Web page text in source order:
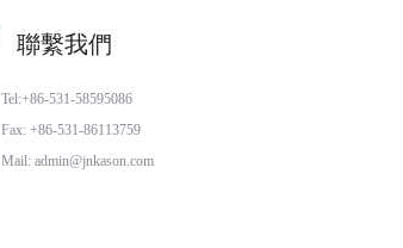
聯繫我們
Tel:+86-531-58595086
Fax: +86-531-86113759
Mail: admin@jnkason.com